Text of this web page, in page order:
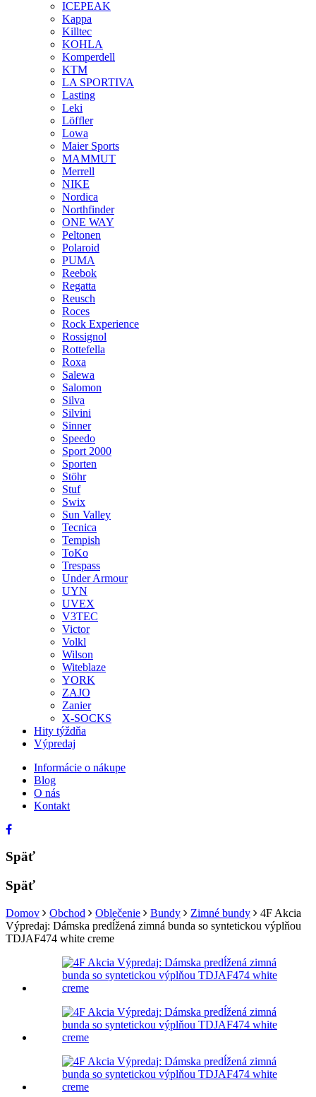
ICEPEAK
Kappa
Killtec
KOHLA
Komperdell
KTM
LA SPORTIVA
Lasting
Leki
Löffler
Lowa
Maier Sports
MAMMUT
Merrell
NIKE
Nordica
Northfinder
ONE WAY
Peltonen
Polaroid
PUMA
Reebok
Regatta
Reusch
Roces
Rock Experience
Rossignol
Rottefella
Roxa
Salewa
Salomon
Silva
Silvini
Sinner
Speedo
Sport 2000
Sporten
Stöhr
Stuf
Swix
Sun Valley
Tecnica
Tempish
ToKo
Trespass
Under Armour
UYN
UVEX
V3TEC
Victor
Volkl
Wilson
Witeblaze
YORK
ZAJO
Zanier
X-SOCKS
Hity týždňa
Výpredaj
Informácie o nákupe
Blog
O nás
Kontakt
Späť
Späť
Domov Obchod Oblečenie Bundy Zimné bundy
4F Akcia
Výpredaj: Dámska predĺžená zimná bunda so syntetickou výplňou
TDJAF474 white creme